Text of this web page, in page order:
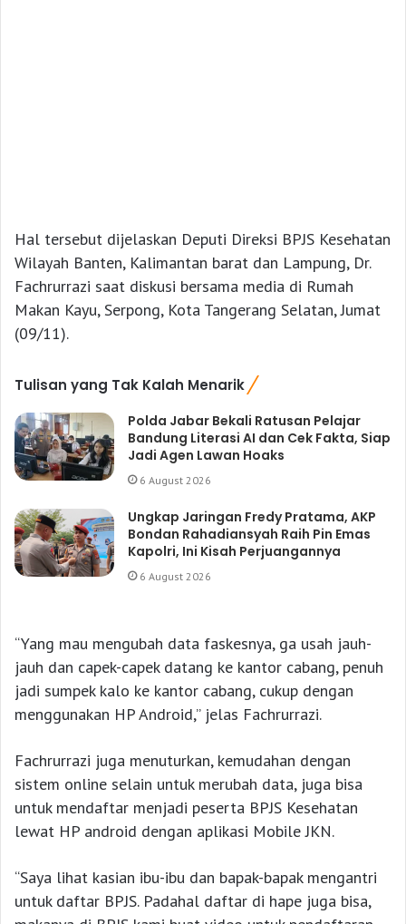
Hal tersebut dijelaskan Deputi Direksi BPJS Kesehatan
Wilayah Banten, Kalimantan barat dan Lampung, Dr.
Fachrurrazi saat diskusi bersama media di Rumah
Makan Kayu, Serpong, Kota Tangerang Selatan, Jumat
(09/11).
Tulisan yang Tak Kalah Menarik
Polda Jabar Bekali Ratusan Pelajar
Bandung Literasi AI dan Cek Fakta, Siap
Jadi Agen Lawan Hoaks
6 August 2026
Ungkap Jaringan Fredy Pratama, AKP
Bondan Rahadiansyah Raih Pin Emas
Kapolri, Ini Kisah Perjuangannya
6 August 2026
“Yang mau mengubah data faskesnya, ga usah jauh-
jauh dan capek-capek datang ke kantor cabang, penuh
jadi sumpek kalo ke kantor cabang, cukup dengan
menggunakan HP Android,” jelas Fachrurrazi.
Fachrurrazi juga menuturkan, kemudahan dengan
sistem online selain untuk merubah data, juga bisa
untuk mendaftar menjadi peserta BPJS Kesehatan
lewat HP android dengan aplikasi Mobile JKN.
“Saya lihat kasian ibu-ibu dan bapak-bapak mengantri
untuk daftar BPJS. Padahal daftar di hape juga bisa,